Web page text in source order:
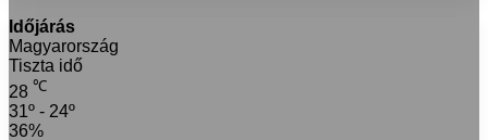
Időjárás
Magyarország
Tiszta idő
28 ℃
31º - 24º
36%